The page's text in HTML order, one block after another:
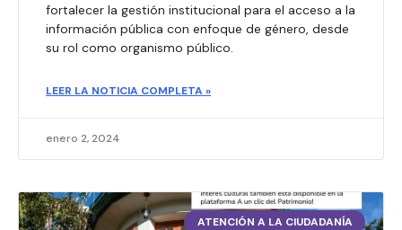
fortalecer la gestión institucional para el acceso a la
información pública con enfoque de género, desde
su rol como organismo público.
LEER LA NOTICIA COMPLETA »
enero 2, 2024
ATENCIÓN A LA CIUDADANÍA